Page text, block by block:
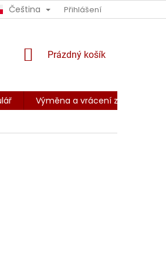
PODMÍNKY PODMÍNKY OCHRANY
Čeština Přihlášení
NÁKUPNÍ
Prázdný košík
Výměna a vrácení zboží